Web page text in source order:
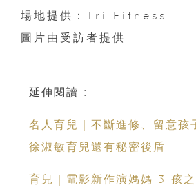
場地提供：Tri Fitness
圖片由受訪者提供
延伸閱讀 :
名人育兒｜不斷進修、留意孩
徐淑敏育兒還有秘密後盾
育兒｜電影新作演媽媽 3 孩之母 Julia